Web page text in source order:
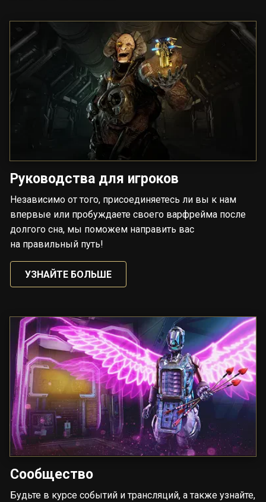
Руководства для игроков
Независимо от того, присоединяетесь ли вы к нам
впервые или пробуждаете своего варфрейма после
долгого сна, мы поможем направить вас
на правильный путь!
УЗНАЙТЕ БОЛЬШЕ
Сообщество
Будьте в курсе событий и трансляций, а также узнайте,